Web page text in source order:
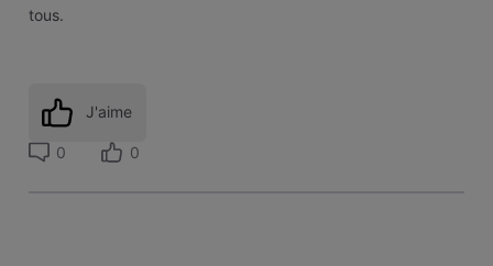
tous.
J'aime
0 0